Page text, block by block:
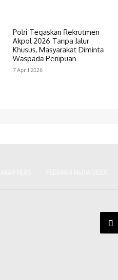
Polri Tegaskan Rekrutmen
Akpol 2026 Tanpa Jalur
Khusus, Masyarakat Diminta
Waspada Penipuan
7 April 2026